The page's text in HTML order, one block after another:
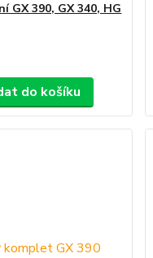
GX 390, GX 340, HG
do košíku